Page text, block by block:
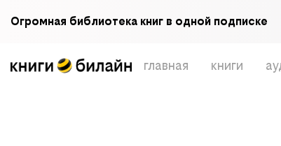
Огромная библиотека книг в одной подписке
главная книги